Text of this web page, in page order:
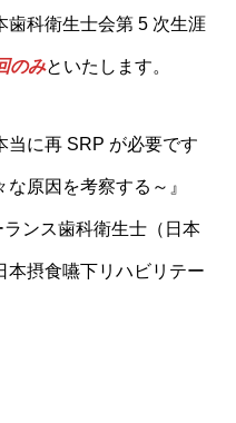
歯科衛生士会第 5 次生涯
のみといたします。
当に再 SRP が必要です
原因を考察する～』
ンス歯科衛生士（日本
本摂食嚥下リハビリテー